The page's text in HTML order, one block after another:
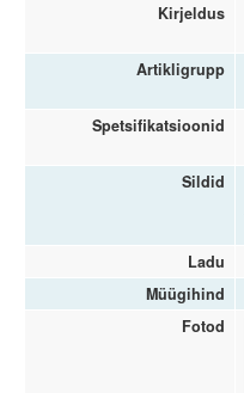
Kirjeldus
Artikligrupp
Spetsifikatsioonid
Sildid
Ladu
Müügihind
Fotod